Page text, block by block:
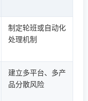
制定轮班或自动化
处理机制
建立多平台、多产
品分散风险